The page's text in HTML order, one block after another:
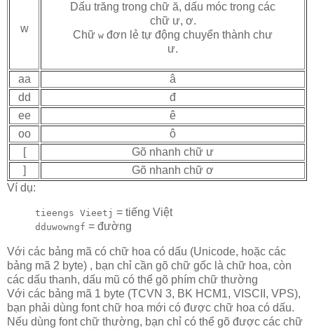
w
Dấu trăng trong chữ ă, dấu móc trong các
chữ ư, ơ.
Chữ w đơn lẻ tự động chuyển thành chư
ư.
aa
â
dd
đ
ee
ê
oo
ô
[
Gõ nhanh chữ ư
]
Gõ nhanh chữ ơ
Ví dụ:
tieengs Vieetj = tiếng Việt
dduwowngf = đường
Với các bảng mã có chữ hoa có dấu (Unicode, hoặc các
bảng mã 2 byte) , bạn chỉ cần gõ chữ gốc là chữ hoa, còn
các dấu thanh, dấu mũ có thể gõ phím chữ thường
Với các bảng mã 1 byte (TCVN 3, BK HCM1, VISCII, VPS),
bạn phải dùng font chữ hoa mới có được chữ hoa có dấu.
Nếu dùng font chữ thường, bạn chỉ có thể gõ được các chữ